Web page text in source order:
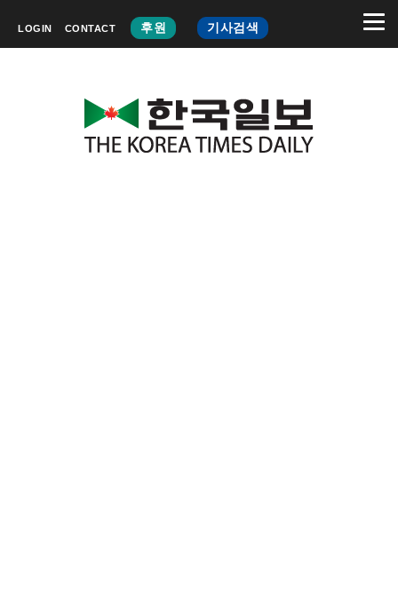
LOGIN CONTACT 후원 기사검색